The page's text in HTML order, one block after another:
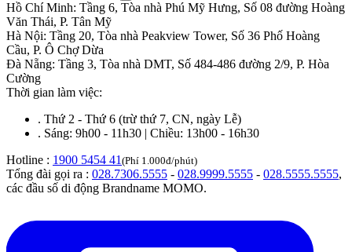
Hồ Chí Minh: Tầng 6, Tòa nhà Phú Mỹ Hưng, Số 08 đường Hoàng
Văn Thái, P. Tân Mỹ
Hà Nội: Tầng 20, Tòa nhà Peakview Tower, Số 36 Phố Hoàng
Cầu, P. Ô Chợ Dừa
Đà Nẵng: Tầng 3, Tòa nhà DMT, Số 484-486 đường 2/9, P. Hòa
Cường
Thời gian làm việc:
. Thứ 2 - Thứ 6 (trừ thứ 7, CN, ngày Lễ)
. Sáng: 9h00 - 11h30 | Chiều: 13h00 - 16h30
Hotline : 1900 5454 41 (Phí 1.000đ/phút)
Tổng đài gọi ra : 028.7306.5555 - 028.9999.5555 - 028.5555.5555,
các đầu số di động Brandname MOMO.